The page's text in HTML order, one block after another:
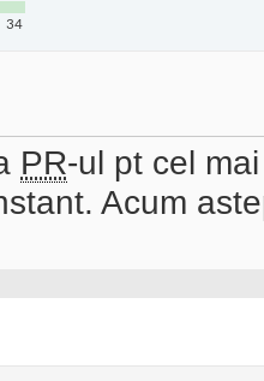
34
PR-ul pt cel
Acum